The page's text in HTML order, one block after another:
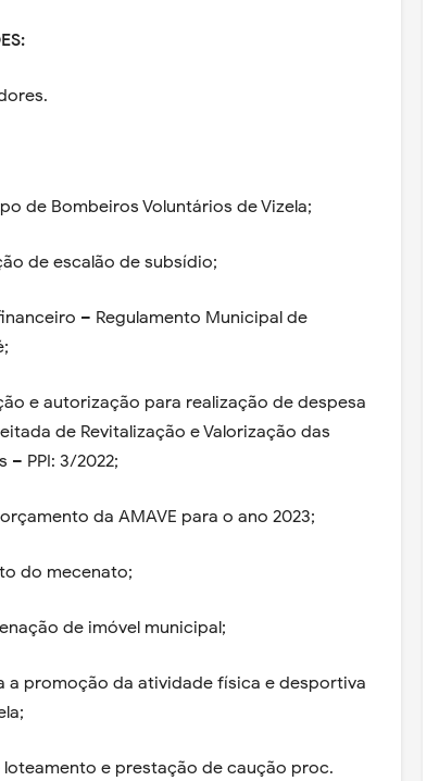
de Bombeiros Voluntários de Vizela;
de escalão de subsídio;
– Regulamento Municipal de
e autorização para realização de despesa
de Revitalização e Valorização das
– PPI: 3/2022;
da AMAVE para o ano 2023;
do mecenato;
de imóvel municipal;
a promoção da atividade física e desportiva
e prestação de caução proc.